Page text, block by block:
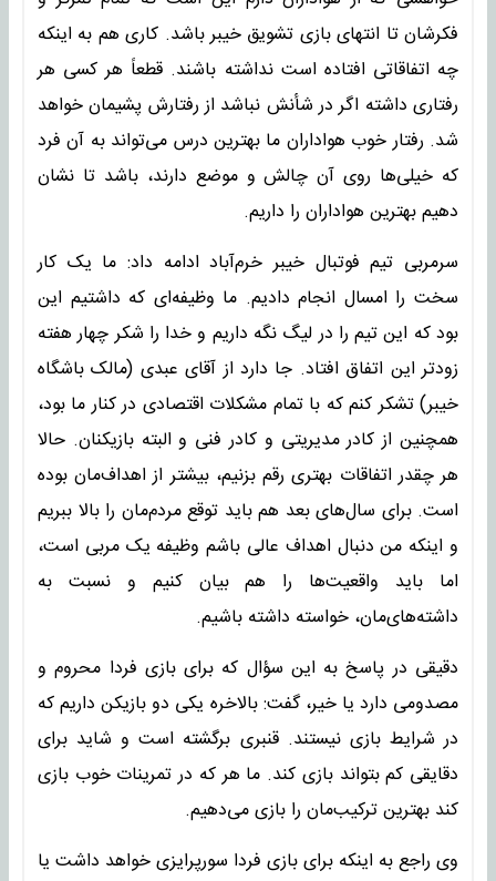
فکرشان تا انتهای بازی تشویق خیبر باشد. کاری هم به اینکه
چه اتفاقاتی افتاده است نداشته باشند. قطعاً هر کسی هر
رفتاری داشته اگر در شأنش نباشد از رفتارش پشیمان خواهد
شد. رفتار خوب هواداران ما بهترین درس می‌تواند به آن فرد
که خیلی‌ها روی آن چالش و موضع دارند، باشد تا نشان
دهیم بهترین هواداران را داریم.
سرمربی تیم فوتبال خیبر خرم‌آباد ادامه داد: ما یک کار
سخت را امسال انجام دادیم. ما وظیفه‌ای که داشتیم این
بود که این تیم را در لیگ نگه داریم و خدا را شکر چهار هفته
زودتر این اتفاق افتاد. جا دارد از آقای عبدی (مالک باشگاه
خیبر) تشکر کنم که با تمام مشکلات اقتصادی در کنار ما بود،
همچنین از کادر مدیریتی و کادر فنی و البته بازیکنان. حالا
هر چقدر اتفاقات بهتری رقم بزنیم، بیشتر از اهداف‌مان بوده
است. برای سال‌های بعد هم باید توقع مردم‌مان را بالا ببریم
و اینکه من دنبال اهداف عالی باشم وظیفه یک مربی است،
اما باید واقعیت‌ها را هم بیان کنیم و نسبت به
داشته‌های‌مان، خواسته داشته باشیم.
دقیقی در پاسخ به این سؤال که برای بازی فردا محروم و
مصدومی دارد یا خیر، گفت: بالاخره یکی دو بازیکن داریم که
در شرایط بازی نیستند. قنبری برگشته است و شاید برای
دقایقی کم بتواند بازی کند. ما هر که در تمرینات خوب بازی
کند بهترین ترکیب‌مان را بازی می‌دهیم.
وی راجع به اینکه برای بازی فردا سورپرایزی خواهد داشت یا